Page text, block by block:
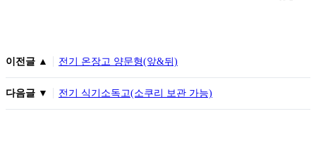
이전글 ▲ 전기 온장고 양문형(앞&뒤)
다음글 ▼ 전기 식기소독고(소쿠리 보관 가능)